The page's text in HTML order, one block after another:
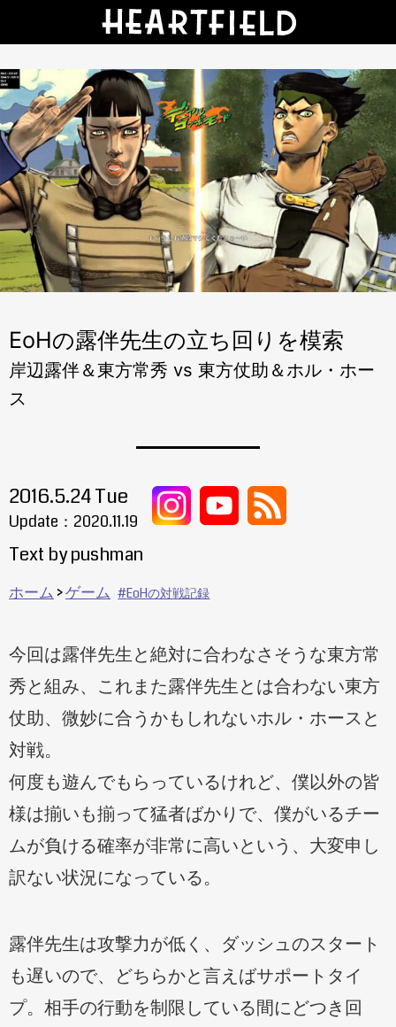
EoHの露伴先生の立ち回りを模索
岸辺露伴＆東方常秀 vs 東方仗助＆ホル・ホー
ス
今回は露伴先生と絶対に合わなさそうな東方常
秀と組み、これまた露伴先生とは合わない東方
仗助、微妙に合うかもしれないホル・ホースと
対戦。
何度も遊んでもらっているけれど、僕以外の皆
様は揃いも揃って猛者ばかりで、僕がいるチー
ムが負ける確率が非常に高いという、大変申し
訳ない状況になっている。
露伴先生は攻撃力が低く、ダッシュのスタート
も遅いので、どちらかと言えばサポートタイ
プ。相手の行動を制限している間にどつき回
2016.5.24 Tue
Update： 2020.11.19
Text by pushman
ホーム ゲーム EoHの対戦記録